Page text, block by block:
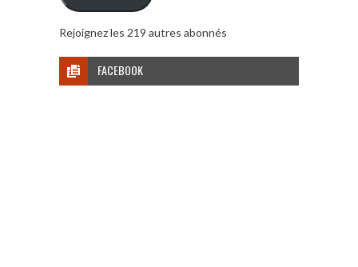
Rejoignez les 219 autres abonnés
FACEBOOK